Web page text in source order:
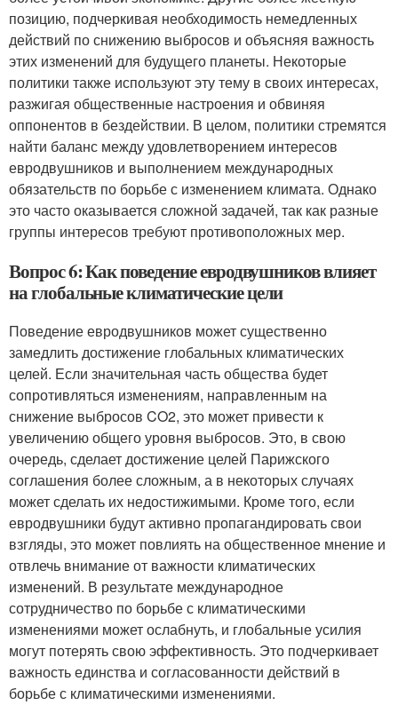
позицию, подчеркивая необходимость немедленных
действий по снижению выбросов и объясняя важность
этих изменений для будущего планеты. Некоторые
политики также используют эту тему в своих интересах,
разжигая общественные настроения и обвиняя
оппонентов в бездействии. В целом, политики стремятся
найти баланс между удовлетворением интересов
евродвушников и выполнением международных
обязательств по борьбе с изменением климата. Однако
это часто оказывается сложной задачей, так как разные
группы интересов требуют противоположных мер.
Вопрос 6: Как поведение евродвушников влияет
на глобальные климатические цели
Поведение евродвушников может существенно
замедлить достижение глобальных климатических
целей. Если значительная часть общества будет
сопротивляться изменениям, направленным на
снижение выбросов CO2, это может привести к
увеличению общего уровня выбросов. Это, в свою
очередь, сделает достижение целей Парижского
соглашения более сложным, а в некоторых случаях
может сделать их недостижимыми. Кроме того, если
евродвушники будут активно пропагандировать свои
взгляды, это может повлиять на общественное мнение и
отвлечь внимание от важности климатических
изменений. В результате международное
сотрудничество по борьбе с климатическими
изменениями может ослабнуть, и глобальные усилия
могут потерять свою эффективность. Это подчеркивает
важность единства и согласованности действий в
борьбе с климатическими изменениями.